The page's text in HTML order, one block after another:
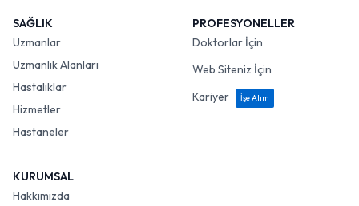
SAĞLIK
Uzmanlar
Uzmanlık Alanları
Hastalıklar
Hizmetler
Hastaneler
PROFESYONELLER
Doktorlar İçin
Web Siteniz İçin
Kariyer
İşe Alım
KURUMSAL
Hakkımızda